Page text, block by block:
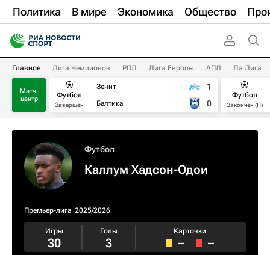
Политика В мире Экономика Общество
Главное Лига Чемпионов РПЛ Лига Европы АПЛ Ла Лига
Матч-
центр
Футбол
Завершен
Зенит
Балтика
1
0
Футбол
Закончен (П)
Футбол
Каллум Хадсон-Одои
Премьер-лига 2025/2026
Игры
30
Голы
3
Карточки
– –